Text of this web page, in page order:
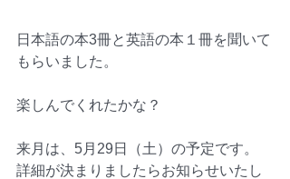
日本語の本3冊と英語の本１冊を聞いて
もらいました。
楽しんでくれたかな？
来月は、5月29日（土）の予定です。
詳細が決まりましたらお知らせいたし